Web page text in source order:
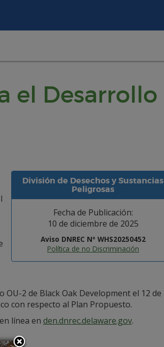
el Desarrollo
División de Desechos y Sustancias
Peligrosas
Fecha de Publicación:
10 de diciembre de 2025
Aviso DNREC Nº WHS20250452
Política de no Discriminación
2 de Black Oak Development el 12 de
con respecto al Plan Propuesto.
línea en den.dnrec.delaware.gov.